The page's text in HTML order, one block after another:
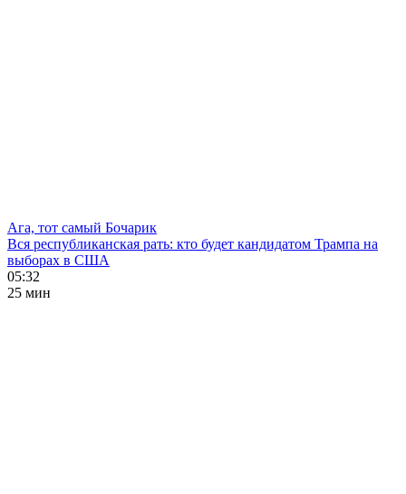
Ага, тот самый Бочарик
Вся республиканская рать: кто будет кандидатом Трампа на
выборах в США
05:32
25 мин